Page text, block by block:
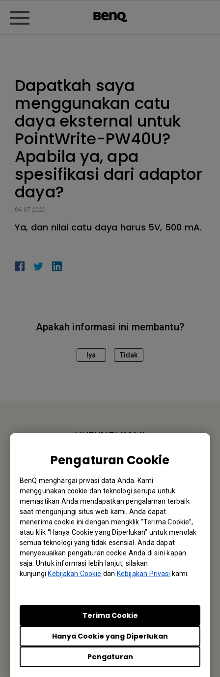
Pengaturan Cookie
BenQ menghargai privasi data Anda. Kami
menggunakan cookie dan teknologi serupa untuk
memastikan Anda mendapatkan pengalaman terbaik
saat mengunjungi situs web kami. Anda dapat
menerima cookie ini dengan mengklik “Terima Cookie”,
atau klik “Hanya Cookie yang Diperlukan” untuk menolak
semua teknologi yang tidak esensial. Anda dapat
menyesuaikan pengaturan cookie Anda di sini kapan
saja. Untuk informasi lebih lanjut, silakan
kunjungiKebijakan Cookie danKebijakan Privasi kami.
Pengaturan
Hanya Cookie yang Diperlukan
Terima Cookie
Dapatkah saya
menggunakan catu
daya eksternal untuk
PointWrite-PW40U?
Apabila ya, apa
spesifikasi dari adaptor
daya?
04-07-2020
Ya, dan nilai catu daya harus 5V, 500 mA.
Apakah informasi ini membantu?
Iya Tidak
HUBUNGI KAMI
Kami akan senang mendengar dari Anda.
Email Kami
Langganan Newsletter
Jadi yang pertama mengetahui info terbaru kami
Kantor BenQ